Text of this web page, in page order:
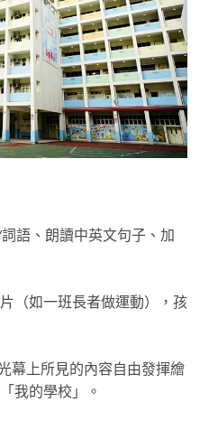
語、朗讀中英文句子、加
（如一班長者做運動），孩
幕上所見的內容自由發揮繪
我的學校」。